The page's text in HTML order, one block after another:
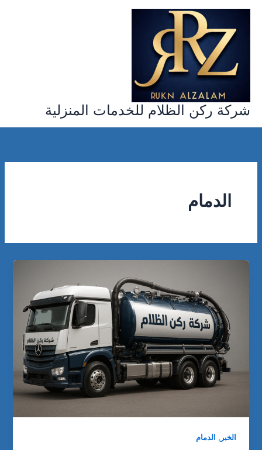
تخطي
المحتوى
شركة ركن الظلام للخدمات المنزلية
الدمام
الخبر , الدمام